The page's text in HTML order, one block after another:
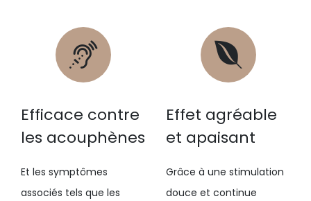
Efficace contre
les acouphènes
Et les symptômes
associés tels que les
Effet agréable
et apaisant
Grâce à une stimulation
douce et continue